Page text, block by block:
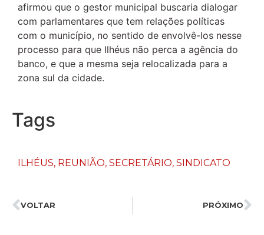
afirmou que o gestor municipal buscaria dialogar
com parlamentares que tem relações políticas
com o município, no sentido de envolvê-los nesse
processo para que Ilhéus não perca a agência do
banco, e que a mesma seja relocalizada para a
zona sul da cidade.
Tags
ILHÉUS, REUNIÃO, SECRETÁRIO, SINDICATO
VOLTAR PRÓXIMO